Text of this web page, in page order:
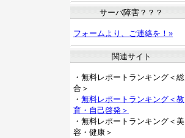
サーバ障害？？？
フォームより、ご連絡を！»
関連サイト
・無料レポートランキング＜総
合＞
・ 無料レポートランキング＜教
育・自己啓発＞
・無料レポートランキング＜美
容・健康＞